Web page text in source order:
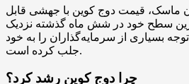
ماسک، قیمت دوج کوین با جهشی قابل
سطح خود در شش ماه گذشته نزدیک
بسیاری از سرمایه‌گذاران را به خود
جلب کرده است.
چرا دوج کوین رشد کرد؟